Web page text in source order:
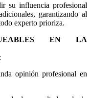
su influencia profesional
garantizando al
experto prioriza.
EN LA
opinión profesional en